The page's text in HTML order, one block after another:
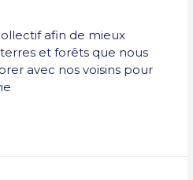
afin de mieux
et forêts que nous
avec nos voisins pour